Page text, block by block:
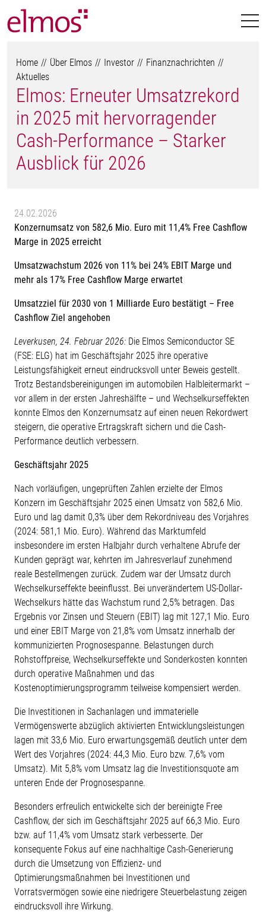
Home Über Elmos Investor
Finanznachrichten
Aktuelles
Elmos: Erneuter Umsatzrekord
in 2025 mit hervorragender
Cash-Performance – Starker
Ausblick für 2026
24.02.2026
Konzernumsatz von 582,6 Mio. Euro mit 11,4% Free Cashflow
Marge in 2025 erreicht
Umsatzwachstum 2026 von 11% bei 24% EBIT Marge und
mehr als 17% Free Cashflow Marge erwartet
Umsatzziel für 2030 von 1 Milliarde Euro bestätigt – Free
Cashflow Ziel angehoben
Leverkusen, 24. Februar 2026: Die Elmos Semiconductor SE
(FSE: ELG) hat im Geschäftsjahr 2025 ihre operative
Leistungsfähigkeit erneut eindrucksvoll unter Beweis gestellt.
Trotz Bestandsbereinigungen im automobilen Halbleitermarkt –
vor allem in der ersten Jahreshälfte – und Wechselkurseffekten
konnte Elmos den Konzernumsatz auf einen neuen Rekordwert
steigern, die operative Ertragskraft sichern und die Cash-
Performance deutlich verbessern.
Geschäftsjahr 2025
Nach vorläufigen, ungeprüften Zahlen erzielte der Elmos
Konzern im Geschäftsjahr 2025 einen Umsatz von 582,6 Mio.
Euro und lag damit 0,3% über dem Rekordniveau des Vorjahres
(2024: 581,1 Mio. Euro). Während das Marktumfeld
insbesondere im ersten Halbjahr durch verhaltene Abrufe der
Kunden geprägt war, kehrten im Jahresverlauf zunehmend
reale Bestellmengen zurück. Zudem war der Umsatz durch
Wechselkurseffekte beeinflusst. Bei unverändertem US-Dollar-
Wechselkurs hätte das Wachstum rund 2,5% betragen. Das
Ergebnis vor Zinsen und Steuern (EBIT) lag mit 127,1 Mio. Euro
und einer EBIT Marge von 21,8% vom Umsatz innerhalb der
kommunizierten Prognosespanne. Belastungen durch
Rohstoffpreise, Wechselkurseffekte und Sonderkosten konnten
durch operative Maßnahmen und das
Kostenoptimierungsprogramm teilweise kompensiert werden.
Die Investitionen in Sachanlagen und immaterielle
Vermögenswerte abzüglich aktivierten Entwicklungsleistungen
lagen mit 33,6 Mio. Euro erwartungsgemäß deutlich unter dem
Wert des Vorjahres (2024: 44,3 Mio. Euro bzw. 7,6% vom
Umsatz). Mit 5,8% vom Umsatz lag die Investitionsquote am
unteren Ende der Prognosespanne.
Besonders erfreulich entwickelte sich der bereinigte Free
Cashflow, der sich im Geschäftsjahr 2025 auf 66,3 Mio. Euro
bzw. auf 11,4% vom Umsatz stark verbesserte. Der
konsequente Fokus auf eine nachhaltige Cash-Generierung
durch die Umsetzung von Effizienz- und
Optimierungsmaßnahmen bei Investitionen und
Vorratsvermögen sowie eine niedrigere Steuerbelastung zeigen
eindrucksvoll ihre Wirkung.